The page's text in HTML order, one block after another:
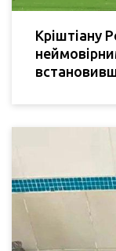
Кріштіану